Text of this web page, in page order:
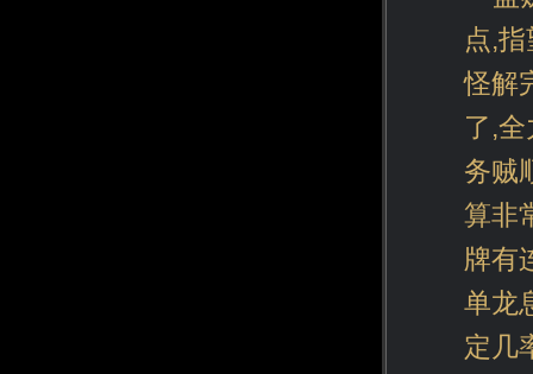
点,
怪解
了,
务贼
算非
牌有
单龙
定几